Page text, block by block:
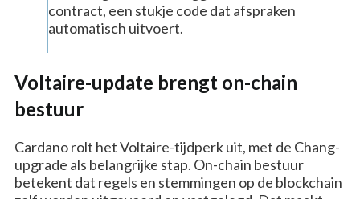
contract, een stukje code dat afspraken
automatisch uitvoert.
Voltaire-update brengt on-chain
bestuur
Cardano rolt het Voltaire-tijdperk uit, met de Chang-
upgrade als belangrijke stap. On-chain bestuur
betekent dat regels en stemmingen op de blockchain